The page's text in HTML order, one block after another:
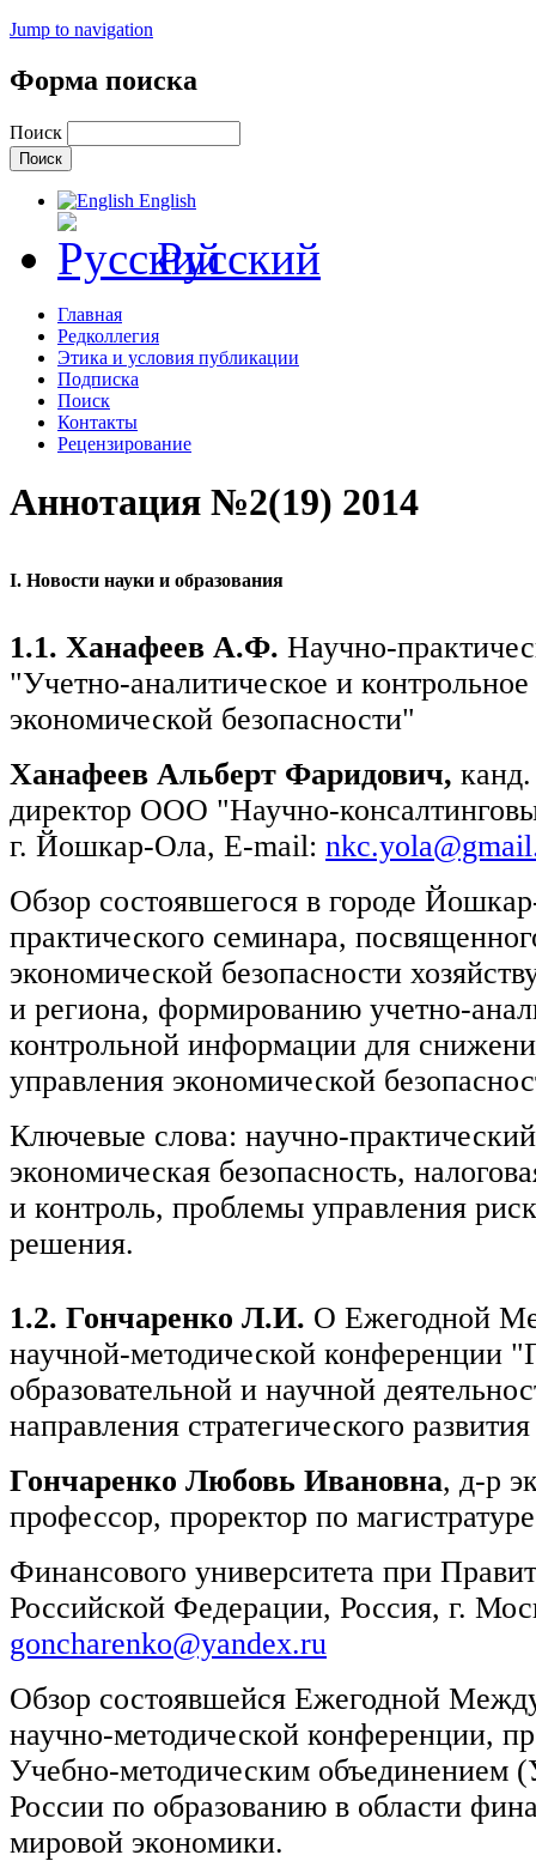
Jump to navigation
Форма поиска
Поиск
English
Русский
Главная
Редколлегия
Этика и условия публикации
Подписка
Поиск
Контакты
Рецензирование
Аннотация №2(19) 2014
I. Новости науки и образования
1.1. Ханафеев А.Ф. Научно-
"Учетно-аналитическое и
экономической безопасности"
Ханафеев Альберт Фаридович,
директор ООО "Научно-
г. Йошкар-Ола, E-mail:
Обзор состоявшегося в городе
практического семинара,
экономической безопасности
и региона, формированию учетно-
контрольной информации для
управления экономической
Ключевые слова: научно-
экономическая безопасность,
и контроль, проблемы управления
решения.
1.2. Гончаренко Л.И. О Ежегодной
научной-методической конференции
образовательной и научной
направления стратегического
Гончаренко Любовь Ивановна, д-р
профессор, проректор по
Финансового университета при
Российской Федерации, Россия, г.
goncharenko@yandex.ru
Обзор состоявшейся Ежегодной
научно-методической конференции,
Учебно-методическим объединением
России по образованию в области
мировой экономики.